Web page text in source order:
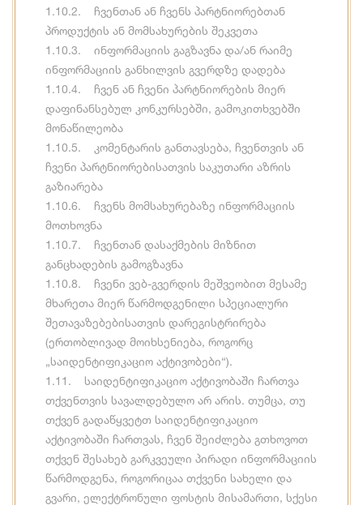
1.10.2. ჩვენთან ან ჩვენს პარტნიორებთან
პროდუქტის ან მომსახურების შეკვეთა
1.10.3. ინფორმაციის გაგზავნა და/ან რაიმე
ინფორმაციის განხილვის გვერდზე დადება
1.10.4. ჩვენ ან ჩვენი პარტნიორების მიერ
დაფინანსებულ კონკურსებში, გამოკითხვებში
მონაწილეობა
1.10.5. კომენტარის განთავსება, ჩვენთვის ან
ჩვენი პარტნიორებისათვის საკუთარი აზრის
გაზიარება
1.10.6. ჩვენს მომსახურებაზე ინფორმაციის
მოთხოვნა
1.10.7. ჩვენთან დასაქმების მიზნით
განცხადების გამოგზავნა
1.10.8. ჩვენი ვებ-გვერდის მეშვეობით მესამე
მხარეთა მიერ წარმოდგენილი სპეციალური
შეთავაზებებისათვის დარეგისტრირება
(ერთობლივად მოიხსენიება, როგორც
„საიდენტიფიკაციო აქტივობები“).
1.11. საიდენტიფიკაციო აქტივობაში ჩართვა
თქვენთვის სავალდებულო არ არის. თუმცა, თუ
თქვენ გადაწყვეტთ საიდენტიფიკაციო
აქტივობაში ჩართვას, ჩვენ შეიძლება გთხოვოთ
თქვენ შესახებ გარკვეული პირადი ინფორმაციის
წარმოდგენა, როგორიცაა თქვენი სახელი და
გვარი, ელექტრონული ფოსტის მისამართი, სქესი